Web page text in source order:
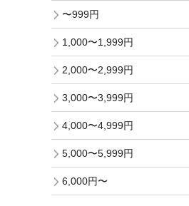
〜999円
1,000〜1,999円
2,000〜2,999円
3,000〜3,999円
4,000〜4,999円
5,000〜5,999円
6,000円〜